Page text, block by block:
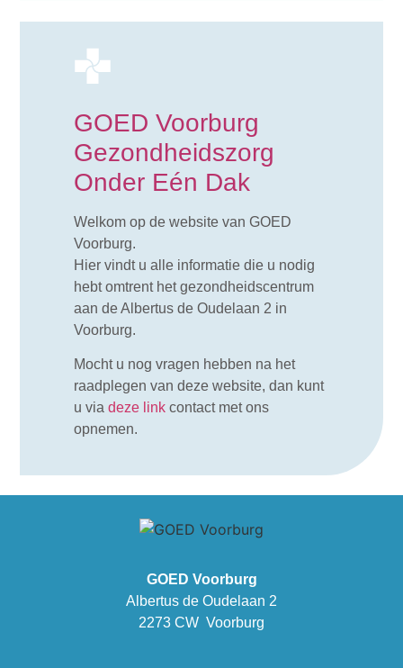
GOED Voorburg
Gezondheidszorg
Onder Eén Dak
Welkom op de website van GOED
Voorburg.
Hier vindt u alle informatie die u nodig
hebt omtrent het gezondheidscentrum
aan de Albertus de Oudelaan 2 in
Voorburg.
Mocht u nog vragen hebben na het
raadplegen van deze website, dan kunt
u via deze link contact met ons
opnemen.
GOED Voorburg
Albertus de Oudelaan 2
2273 CW Voorburg